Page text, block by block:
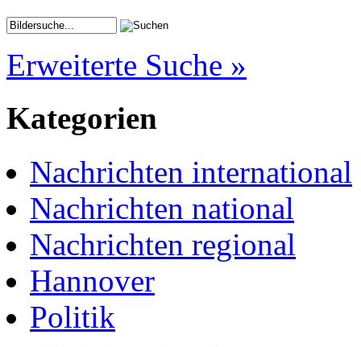
Erweiterte Suche »
Kategorien
Nachrichten international
Nachrichten national
Nachrichten regional
Hannover
Politik